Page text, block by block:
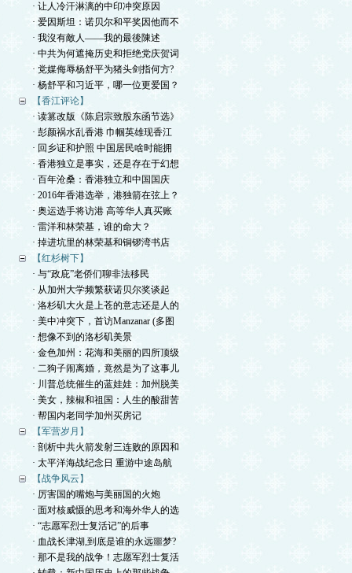
· 让人冷汗淋漓的中印冲突原因
· 爱因斯坦：诺贝尔和平奖因他而不
· 我沒有敵人——我的最後陳述
· 中共为何遮掩历史和拒绝党庆贺词
· 党媒侮辱杨舒平为猪头剑指何方?
· 杨舒平和习近平，哪一位更爱国？
【香江评论】
· 读篡改版《陈启宗致股东函节选》
· 彭颜祸水乱香港 巾帼英雄现香江
· 回乡证和护照 中国居民啥时能拥
· 香港独立是事实，还是存在于幻想
· 百年沧桑：香港独立和中国国庆
· 2016年香港选举，港独箭在弦上？
· 奥运选手将访港 高等华人真买账
· 雷洋和林荣基，谁的命大？
· 掉进坑里的林荣基和铜锣湾书店
【红杉树下】
· 与“政庇”老侨们聊非法移民
· 从加州大学频繁获诺贝尔奖谈起
· 洛杉矶大火是上苍的意志还是人的
· 美中冲突下，首访Manzanar (多图
· 想像不到的洛杉矶美景
· 金色加州：花海和美丽的四所顶级
· 二狗子闹离婚，竟然是为了这事儿
· 川普总统催生的蓝娃娃：加州脱美
· 美女，辣椒和祖国：人生的酸甜苦
· 帮国内老同学加州买房记
【军营岁月】
· 剖析中共火箭发射三连败的原因和
· 太平洋海战纪念日 重游中途岛航
【战争风云】
· 厉害国的嘴炮与美丽国的火炮
· 面对核威慑的思考和海外华人的选
· “志愿军烈士复活记”的后事
· 血战长津湖,到底是谁的永远噩梦?
· 那不是我的战争！志愿军烈士复活